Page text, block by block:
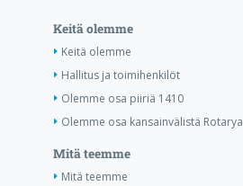
Keitä olemme
Keitä olemme
Hallitus ja toimihenkilöt
Olemme osa piiriä 1410
Olemme osa kansainvälistä Rotarya
Mitä teemme
Mitä teemme